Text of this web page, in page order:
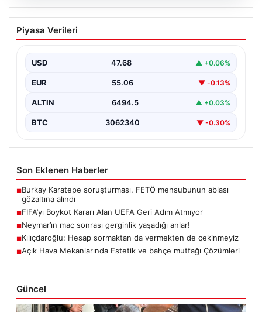
06.08.2026
FIFA’yı Boykot Kararı Alan UEFA Geri
Adım Atmıyor
günlerde gündeme gelen FIFA Başkanı Gianni
Infantino'nun Dünya…
Piyasa Verileri
USD 47.68 ▲ +0.06%
EUR 55.06 ▼ -0.13%
ALTIN 6494.5 ▲ +0.03%
BTC 3062340 ▼ -0.30%
Son Eklenen Haberler
■Burkay Karatepe soruşturması. FETÖ mensubunun ablası
gözaltına alındı
■FIFA’yı Boykot Kararı Alan UEFA Geri Adım Atmıyor
■Neymar’ın maç sonrası gerginlik yaşadığı anlar!
■Kılıçdaroğlu: Hesap sormaktan da vermekten de çekinmeyiz
■Açık Hava Mekanlarında Estetik ve bahçe mutfağı Çözümleri
Güncel